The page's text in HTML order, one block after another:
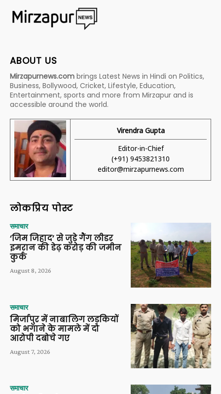
ABOUT US
Mirzapurnews.com brings Latest News in Hindi on Politics,
Business, Bollywood, Cricket, Lifestyle, Education,
Entertainment, sports and more from Mirzapur and is
accessible around the world.
Virendra Gupta
Editor-in-Chief
(+91) 9453821310
editor@mirzapurnews.com
लोकप्रिय पोस्ट
समाचार
‘जिम जिहाद’ से जुड़े गैंग लीडर
इमरान की डेढ़ करोड़ की जमीन
कुर्क
August 8, 2026
समाचार
मिर्जापुर में नाबालिग लड़कियों
को भगाने के मामले में दो
आरोपी दबोचे गए
August 7, 2026
समाचार